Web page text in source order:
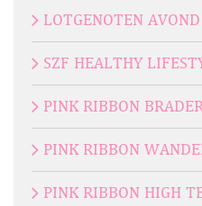
LOTGENOTEN AVOND
SZF HEALTHY
PINK RIBBON
PINK RIBBON
PINK RIBBON HIGH